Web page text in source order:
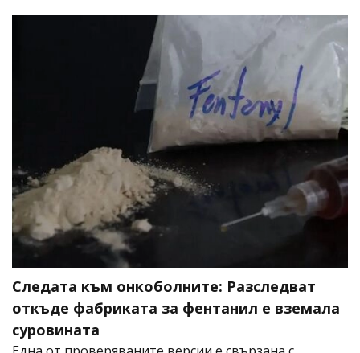
Следата към онкоболните: Разследват
откъде фабриката за фентанил е вземала
суровината